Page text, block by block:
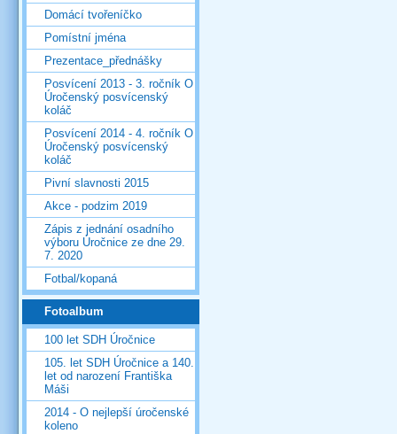
Domácí tvořeníčko
Pomístní jména
Prezentace_přednášky
Posvícení 2013 - 3. ročník O
Úročenský posvícenský
koláč
Posvícení 2014 - 4. ročník O
Úročenský posvícenský
koláč
Pivní slavnosti 2015
Akce - podzim 2019
Zápis z jednání osadního
výboru Úročnice ze dne 29.
7. 2020
Fotbal/kopaná
Fotoalbum
100 let SDH Úročnice
105. let SDH Úročnice a 140.
let od narození Františka
Máši
2014 - O nejlepší úročenské
koleno